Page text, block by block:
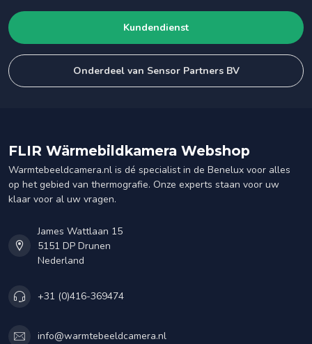
Kundendienst
Onderdeel van Sensor Partners BV
FLIR Wärmebildkamera Webshop
Warmtebeeldcamera.nl is dé specialist in de Benelux voor alles
op het gebied van thermografie. Onze experts staan voor uw
klaar voor al uw vragen.
James Wattlaan 15
5151 DP Drunen
Nederland
+31 (0)416-369474
info@warmtebeeldcamera.nl